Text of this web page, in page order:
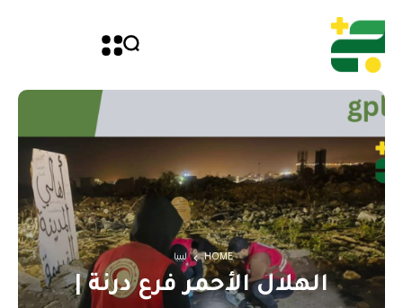
HOME ليبيا
الهلال الأحمر فرع درنة |